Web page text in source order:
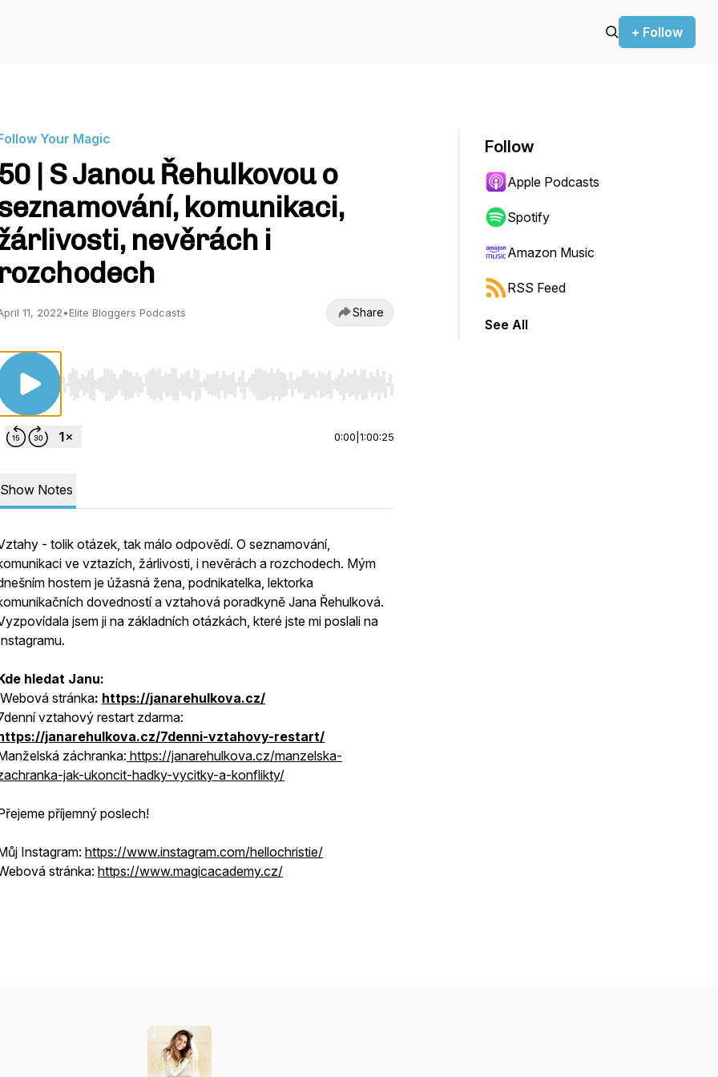
+ Follow
Your Magic
50 | S Janou Řehulkovou o
komunikaci,
nevěrách i
rozchodech
11, 2022•Elite Bloggers Podcasts Share
Use Left/Right to seek, Home/End to jump to start or end. Hold shift to jump forward or backward.
0:00 1:00:25
Show Notes
- tolik otázek, tak málo odpovědí. O seznamování,
ve vztazích, žárlivosti, i nevěrách a rozchodech. Mým
hostem je úžasná žena, podnikatelka, lektorka
dovedností a vztahová poradkyně Jana Řehulková.
jsem ji na základních otázkách, které jste mi poslali na
hledat Janu:
Webová stránka: https://janarehulkova.cz/
vztahový restart zdarma:
janarehulkova.cz/7denni-vztahovy-restart/
záchranka: https://janarehulkova.cz/manzelska-
jak-ukoncit-hadky-vycitky-a-konflikty/
příjemný poslech!
Instagram: https://www.instagram.com/hellochristie/
stránka: https://www.magicacademy.cz/
Follow
Apple Podcasts
Spotify
Amazon Music
RSS Feed
See All